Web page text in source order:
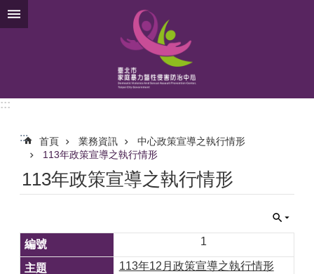
跳到主要內容區塊
:::
::: 首頁 業務資訊
中心政策宣導之執行情形
113年政策宣導之執行情形
113年政策宣導之執行情形
1
113年12月政策宣導之執行情形